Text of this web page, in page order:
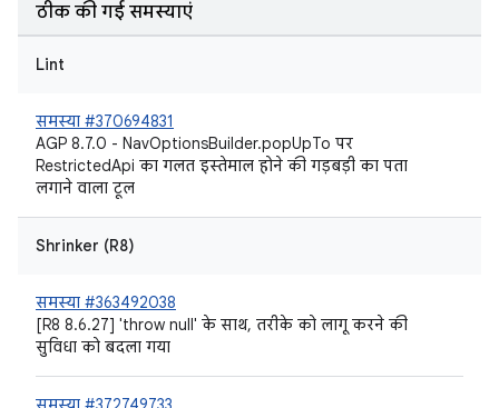
ठीक की गई समस्याएं
Lint
समस्या #370694831
AGP 8.7.0 - NavOptionsBuilder.popUpTo पर
RestrictedApi का गलत इस्तेमाल होने की गड़बड़ी का पता
लगाने वाला टूल
Shrinker (R8)
समस्या #363492038
[R8 8.6.27] 'throw null' के साथ, तरीके को लागू करने की
सुविधा को बदला गया